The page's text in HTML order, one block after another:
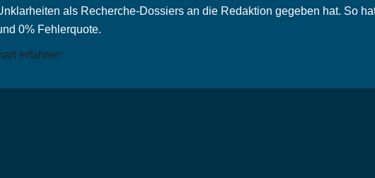
als Recherche-Dossiers an die Redaktion gegeben hat. So
0% Fehlerquote.
erfahren